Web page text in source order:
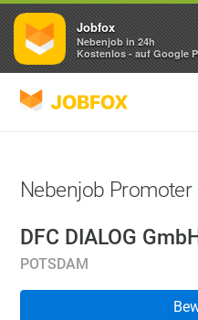
JOBFOX
Nebenjob
DFC DIALOG
POTSDAM
Jobfox
Nebenjob in 24h
Kostenlos - auf Google